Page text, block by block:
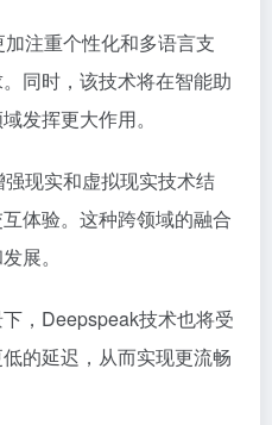
注重个性化和多语言支
同时，该技术将在智能助
发挥更大作用。
现实和虚拟现实技术结
体验。这种跨领域的融合
展。
，Deepspeak技术也将受
的延迟，从而实现更流畅